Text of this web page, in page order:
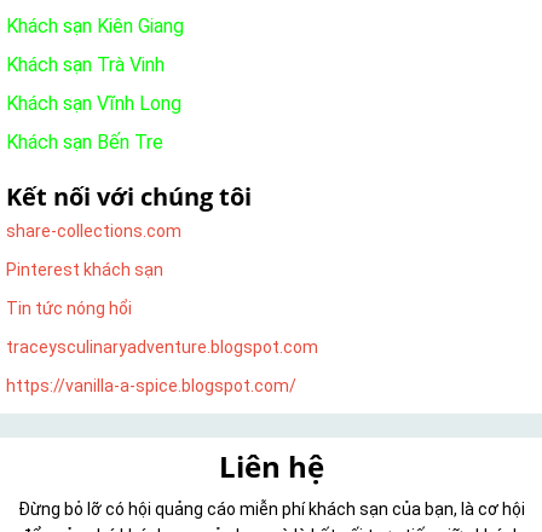
Khách sạn Kiên Giang
Khách sạn Trà Vinh
Khách sạn Vĩnh Long
Khách sạn Bến Tre
Kết nối với chúng tôi
share-collections.com
Pinterest khách sạn
Tin tức nóng hổi
traceysculinaryadventure.blogspot.com
https://vanilla-a-spice.blogspot.com/
Liên hệ
Đừng bỏ lỡ có hội quảng cáo miễn phí khách sạn của bạn, là cơ hội